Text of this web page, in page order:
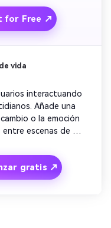
al logotipo
for Free ↗
vida
interactuando
Añade una
o la emoción
entre escenas de
con un cierre
que los
gratis ↗